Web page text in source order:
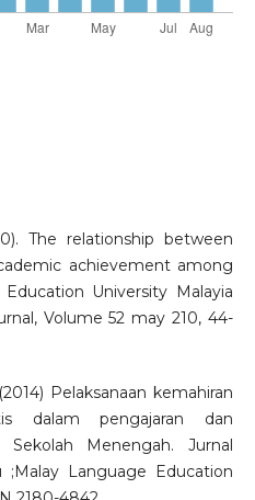
The relationship between
achievement among
University Malayia
Volume 52 may 210, 44-
Pelaksanaan kemahiran
dalam pengajaran dan
Menengah. Jurnal
;Malay Language Education